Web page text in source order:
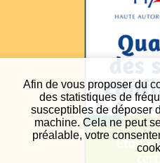
Afin de vous proposer du
des statistiques de
susceptibles de déposer
machine. Cela ne peut
préalable, votre